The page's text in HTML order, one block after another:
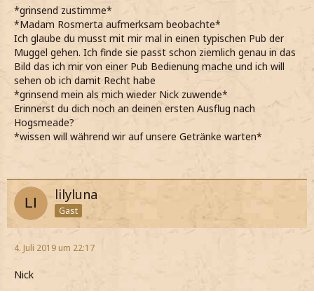
*grinsend zustimme*
*Madam Rosmerta aufmerksam beobachte*
Ich glaube du musst mit mir mal in einen typischen Pub der
Muggel gehen. Ich finde sie passt schon ziemlich genau in das
Bild das ich mir von einer Pub Bedienung mache und ich will
sehen ob ich damit Recht habe
*grinsend mein als mich wieder Nick zuwende*
Erinnerst du dich noch an deinen ersten Ausflug nach
Hogsmeade?
*wissen will während wir auf unsere Getränke warten*
lilyluna
Gast
4. Juli 2019 um 22:17
Nick